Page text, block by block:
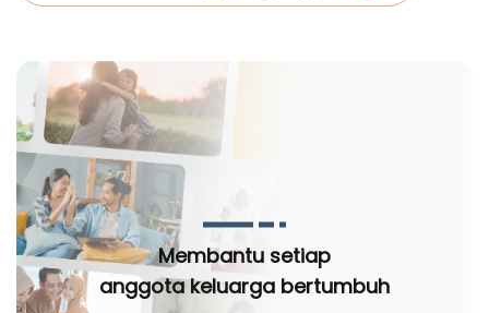
Membantu setiap
anggota keluarga bertumbuh